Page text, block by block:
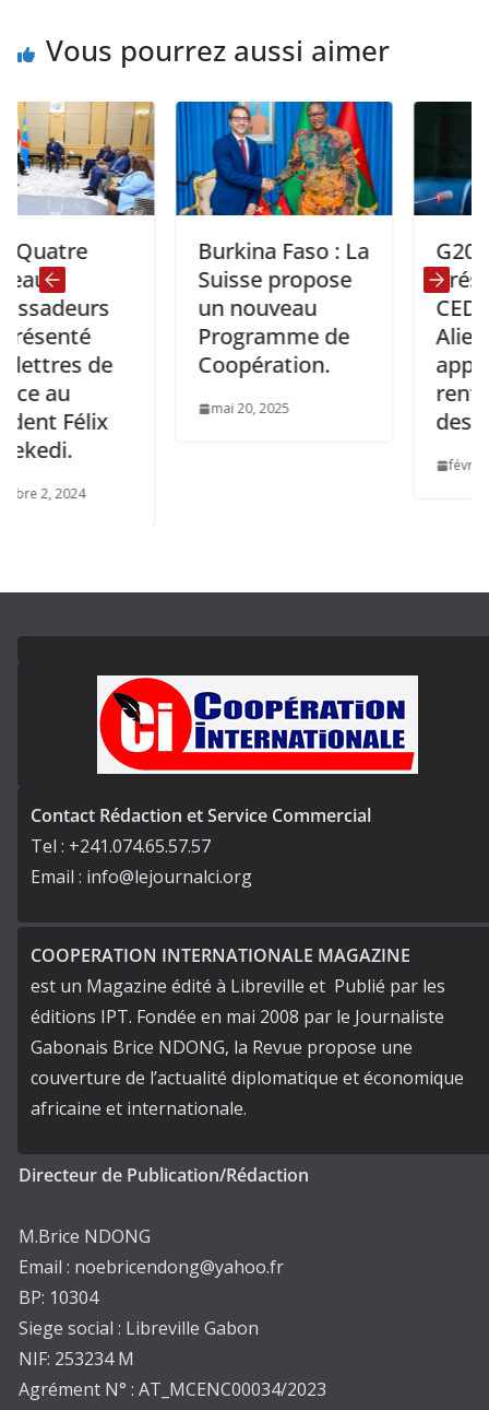
Vous pourrez aussi aimer
de
Burkina Faso : La
Suisse propose
un nouveau
Programme de
Coopération.
mai 20, 2025
G20: Le
Président
CEDEAO
Alieu
appelle au
des CER
février 23, 2025
Contact Rédaction et Service Commercial
Tel : +241.074.65.57.57
Email : info@lejournalci.org
COOPERATION INTERNATIONALE MAGAZINE
est un Magazine édité à Libreville et Publié par les
éditions IPT. Fondée en mai 2008 par le Journaliste
Gabonais Brice NDONG, la Revue propose une
couverture de l’actualité diplomatique et économique
africaine et internationale.
Directeur de Publication/Rédaction
M.Brice NDONG
Email : noebricendong@yahoo.fr
BP: 10304
Siege social : Libreville Gabon
NIF: 253234 M
Agrément N° : AT_MCENC00034/2023